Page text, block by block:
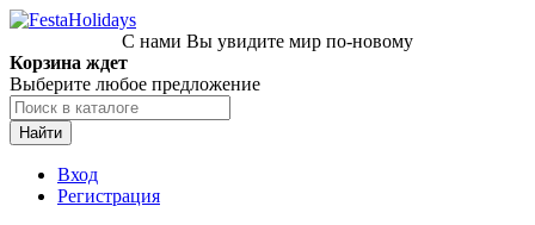
С нами Вы увидите мир по-новому
Корзина ждет
Выберите любое предложение
Найти
Вход
Регистрация